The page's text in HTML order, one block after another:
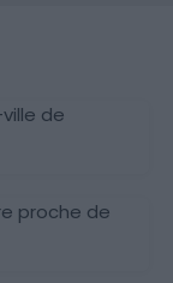
de
proche de